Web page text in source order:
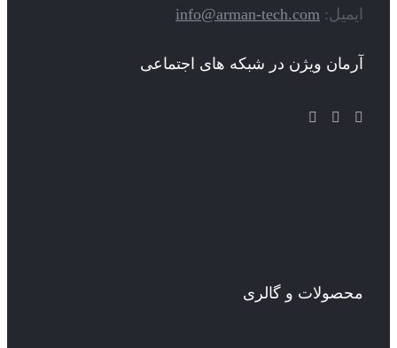
ایمیل: info@arman-tech.com
آرمان ویژن در شبکه های اجتماعی
محصولات و گالری